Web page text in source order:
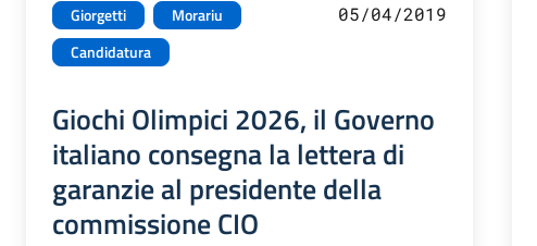
Giorgetti
Morariu
Candidatura
05/04/2019
Giochi Olimpici 2026, il Governo
italiano consegna la lettera di
garanzie al presidente della
commissione CIO